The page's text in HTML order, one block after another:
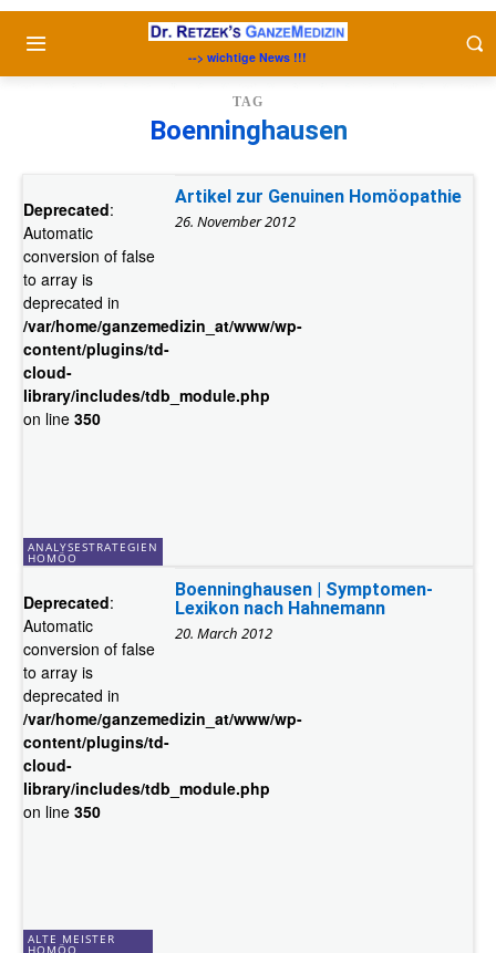
--> wichtige News !!!
TAG
Boenninghausen
ANALYSESTRATEGIEN
HOMÖO
Deprecated:
Automatic
conversion of false
to array is
deprecated in
/var/home/ganzemedizin_at/www/wp-
content/plugins/td-
cloud-
library/includes/tdb_module.php
on line 350
Artikel zur Genuinen Homöopathie
26. November 2012
ALTE MEISTER
Deprecated:
Automatic
conversion of false
to array is
deprecated in
/var/home/ganzemedizin_at/www/wp-
content/plugins/td-
cloud-
library/includes/tdb_module.php
on line 350
Boenninghausen | Symptomen-
Lexikon nach Hahnemann
20. March 2012